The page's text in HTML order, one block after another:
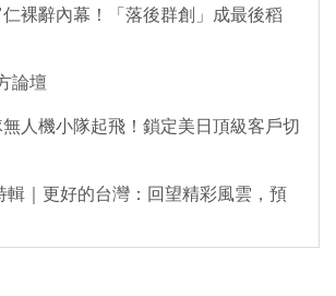
裸辭內幕！「落後群創」成最後稻
論壇
人機小隊起飛！鎖定美日頂級客戶切
｜更好的台灣：回望精彩風雲，預